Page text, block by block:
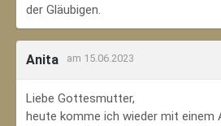
der Gläubigen.
Anita am 15.06.2023
Liebe Gottesmutter,
heute komme ich wieder mit einem